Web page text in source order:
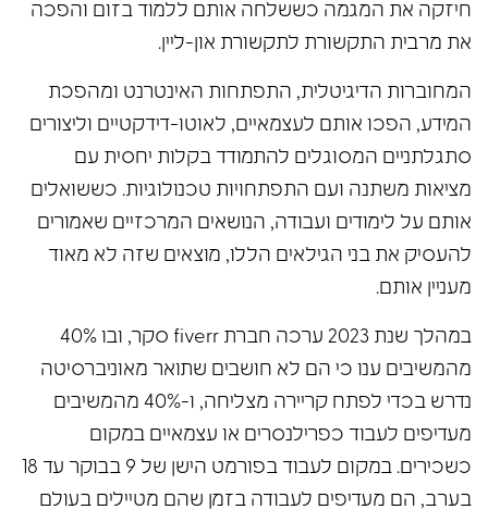
חיזקה את המגמה כששלחה אותם ללמוד בזום והפכה
את מרבית התקשורת לתקשורת און-ליין.
המחוברות הדיגיטלית, התפתחות האינטרנט ומהפכת
המידע, הפכו אותם לעצמאיים, לאוטו-דידקטיים וליצורים
סתגלתניים המסוגלים להתמודד בקלות יחסית עם
מציאות משתנה ועם התפתחויות טכנולוגיות. כששואלים
אותם על לימודים ועבודה, הנושאים המרכזיים שאמורים
להעסיק את בני הגילאים הללו, מוצאים שזה לא מאוד
מעניין אותם.
במהלך שנת 2023 ערכה חברת fiverr סקר, ובו 40%
מהמשיבים ענו כי הם לא חושבים שתואר מאוניברסיטה
נדרש בכדי לפתח קריירה מצליחה, ו-40% מהמשיבים
מעדיפים לעבוד כפרילנסרים או עצמאיים במקום
כשכירים. במקום לעבוד בפורמט הישן של 9 בבוקר עד 18
בערב, הם מעדיפים לעבודה בזמן שהם מטיילים בעולם